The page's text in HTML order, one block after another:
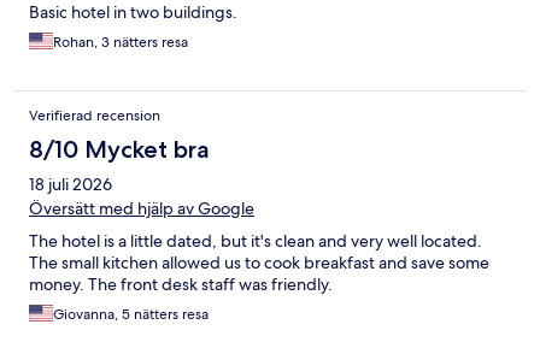
Basic hotel in two buildings.
Rohan, 3 nätters resa
Verifierad recension
8/10 Mycket bra
18 juli 2026
Översätt med hjälp av Google
The hotel is a little dated, but it's clean and very well located.
The small kitchen allowed us to cook breakfast and save some
money. The front desk staff was friendly.
Giovanna, 5 nätters resa